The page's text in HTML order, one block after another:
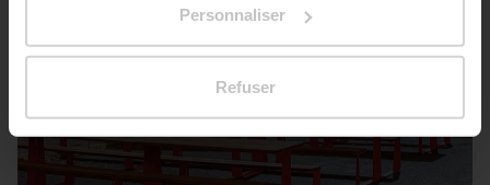
Personnaliser
Refuser